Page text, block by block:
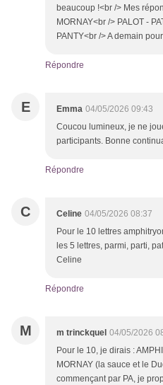
beaucoup !<br /> Mes
MORNAY<br /> PALOT -
PANTY<br /> A demain
Répondre
E Emma 04/05/2026 09:43
Coucou lumineux, je ne
participants. Bonne
Répondre
C Celine 04/05/2026 08:37
Pour le 10 lettres
les 5 lettres, parmi, parti,
Celine
Répondre
M m trinckquel 04/05/2026
Pour le 10, je dirais :
MORNAY (la sauce et le
commençant par PA, je